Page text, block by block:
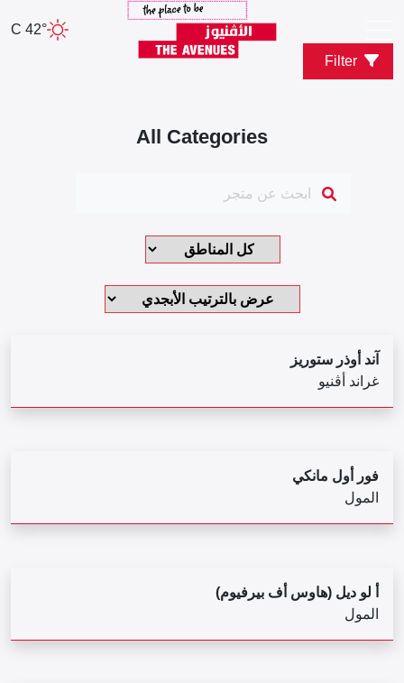
42° C
Filter
All Categories
آند أوذر ستوريز
غراند أڤنيو
فور أول مانكي
المول
أ لو ديل (هاوس أف بيرفيوم)
المول